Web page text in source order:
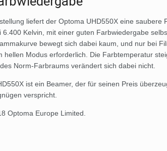
liefert der Optoma UHD550X eine saubere
6.400 Kelvin, mit einer guten Farbwiedergabe
bewegt sich dabei kaum, und nur bei
hellen Modus erforderlich. Die Farbtemperatur
Norm-Farbraums verändert sich dabei nicht.
ist ein Beamer, der für seinen Preis
verspricht.
Optoma Europe Limited.